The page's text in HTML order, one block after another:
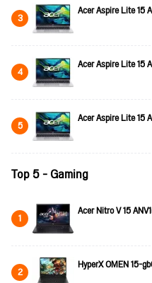
3 Acer Aspire Lite 15
4 Acer Aspire Lite 15
5 Acer Aspire Lite 15
Top 5 - Gaming
1 Acer Nitro V 15
2 HyperX OMEN 15-